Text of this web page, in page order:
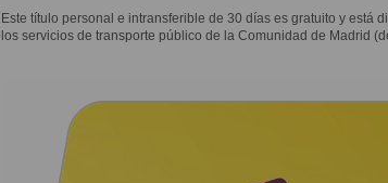
Este título personal e intransferible de 30 días es gratuito y está
los servicios de transporte público de la Comunidad de Madrid